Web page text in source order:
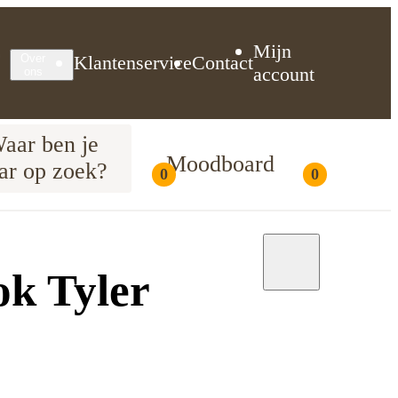
KlantenserviceContact
Mijn
account
0Moodboard 0
ben je
op zoek?
Tyler